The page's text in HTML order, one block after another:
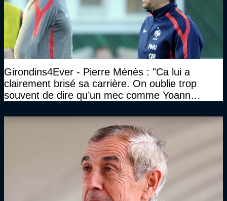
Girondins4Ever - Pierre Ménès : "Ca lui a
clairement brisé sa carrière. On oublie trop
souvent de dire qu’un mec comme Yoann